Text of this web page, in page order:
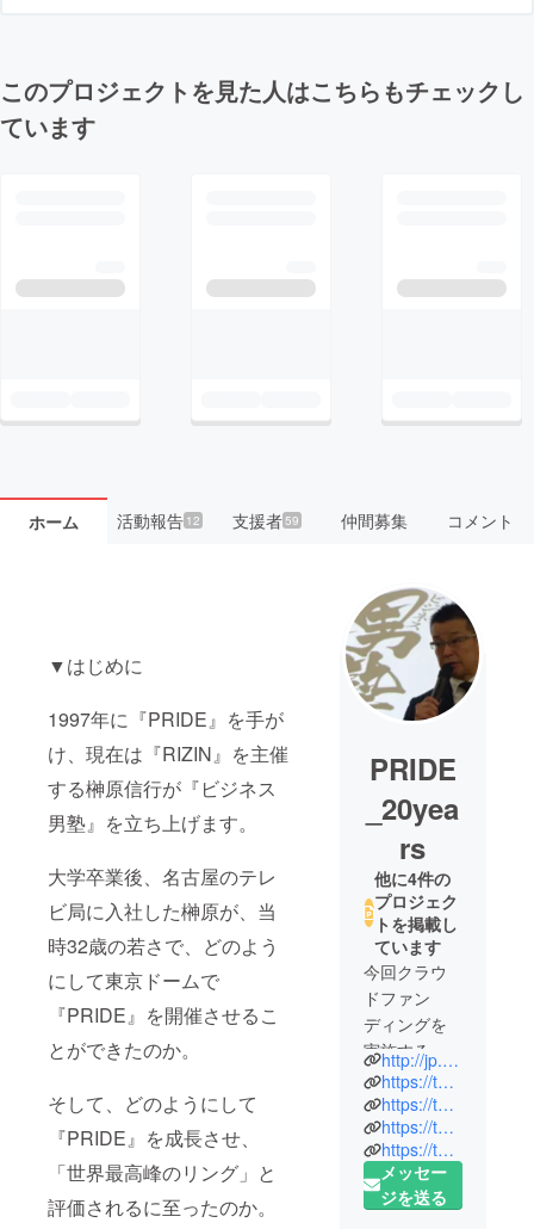
このプロジェクトを見た人はこちらもチェックし
ています
ホーム 活動報告12 支援者59 仲間募集 コメント
▼はじめに
1997年に『PRIDE』を手が
け、現在は『RIZIN』を主催
する榊原信行が『ビジネス
男塾』を立ち上げます。
大学卒業後、名古屋のテレ
ビ局に入社した榊原が、当
時32歳の若さで、どのよう
にして東京ドームで
『PRIDE』を開催させるこ
とができたのか。
そして、どのようにして
『PRIDE』を成長させ、
「世界最高峰のリング」と
評価されるに至ったのか。
PRIDE
_20yea
rs
他に4件の
プロジェク
トを掲載し
ています
今回クラウ
ドファン
ディングを
実施する、
PRIDE生誕
20周年記
念、榊原信
行『ビジネ
ス男塾』実
行委員会で
http://jp.rizinff.com
https://twitter.com/rizin_PR
https://twitter.com/nobu_sakakibara
https://twitter.com/Show_Otani
https://twitter.com/RIZIN_GAKUEN
メッセー
ジを送る